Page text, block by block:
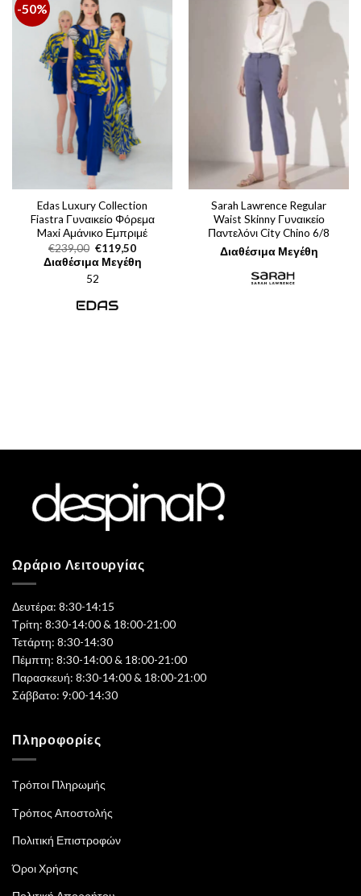
-50%
Edas Luxury Collection
Fiastra Γυναικείο Φόρεμα
Maxi Αμάνικο Εμπριμέ
€239,00 Original
price
was:
€239,00.
€119,50Η
τρέχουσα
τιμή
Διαθέσιμα Μεγέθη
52
Sarah Lawrence Regular
Waist Skinny Γυναικείο
Παντελόνι City Chino 6/8
Διαθέσιμα Μεγέθη
Ωράριο Λειτουργίας
Δευτέρα: 8:30-14:15
Τρίτη: 8:30-14:00 & 18:00-21:00
Τετάρτη: 8:30-14:30
Πέμπτη: 8:30-14:00 & 18:00-21:00
Παρασκευή: 8:30-14:00 & 18:00-21:00
Σάββατο: 9:00-14:30
Πληροφορίες
Τρόποι Πληρωμής
Τρόπος Αποστολής
Πολιτική Επιστροφών
Όροι Χρήσης